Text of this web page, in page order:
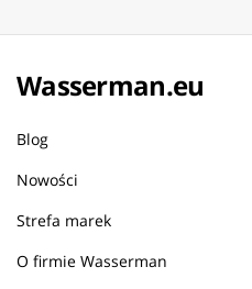
Wasserman.eu
Blog
Nowości
Strefa marek
O firmie Wasserman